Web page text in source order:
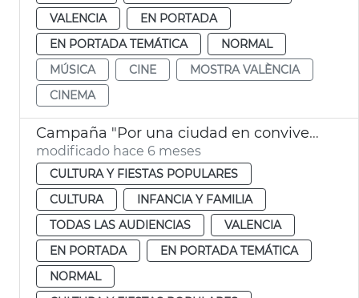
VALENCIA
EN PORTADA
EN PORTADA TEMÁTICA
NORMAL
MÚSICA
CINE
MOSTRA VALÈNCIA
CINEMA
Campaña "Por una ciudad en convivencia" se dedica a la música en las aulas
modificado hace 6 meses
CULTURA Y FIESTAS POPULARES
CULTURA
INFANCIA Y FAMILIA
TODAS LAS AUDIENCIAS
VALENCIA
EN PORTADA
EN PORTADA TEMÁTICA
NORMAL